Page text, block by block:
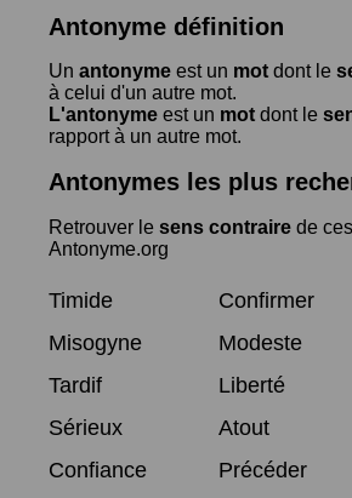
Antonyme définition
Un antonyme est un mot dont le
à celui d'un autre mot.
L'antonyme est un mot dont le
rapport à un autre mot.
Antonymes les plus
Retrouver le sens contraire de
Antonyme.org
Timide
Confirmer
Misogyne
Modeste
Tardif
Liberté
Sérieux
Atout
Confiance
Précéder